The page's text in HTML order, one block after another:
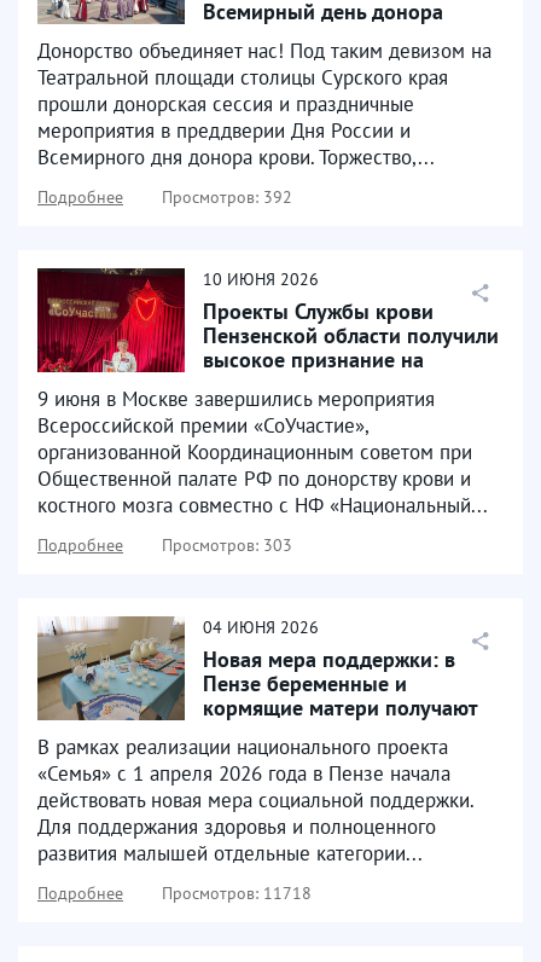
Всемирный день донора
Донорство объединяет нас! Под таким девизом на
Театральной площади столицы Сурского края
прошли донорская сессия и праздничные
мероприятия в преддверии Дня России и
Всемирного дня донора крови. Торжество,...
Подробнее Просмотров: 392
10 ИЮНЯ 2026
Проекты Службы крови
Пензенской области получили
высокое признание на
9 июня в Москве завершились мероприятия
Всероссийской премии «СоУчастие»,
организованной Координационным советом при
Общественной палате РФ по донорству крови и
костного мозга совместно с НФ «Национальный...
Подробнее Просмотров: 303
04 ИЮНЯ 2026
Новая мера поддержки: в
Пензе беременные и
кормящие матери получают
В рамках реализации национального проекта
«Семья» с 1 апреля 2026 года в Пензе начала
действовать новая мера социальной поддержки.
Для поддержания здоровья и полноценного
развития малышей отдельные категории...
Подробнее Просмотров: 11718